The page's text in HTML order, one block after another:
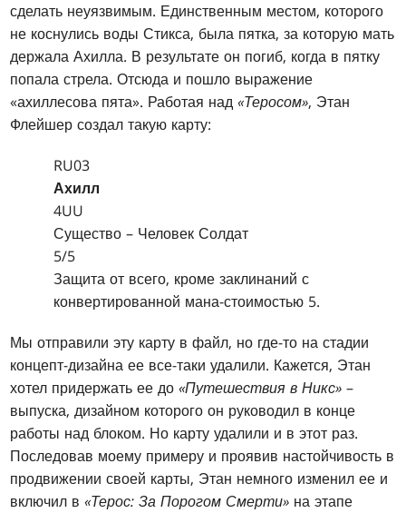
сделать неуязвимым. Единственным местом, которого
не коснулись воды Стикса, была пятка, за которую мать
держала Ахилла. В результате он погиб, когда в пятку
попала стрела. Отсюда и пошло выражение
«ахиллесова пята». Работая над«Теросом», Этан
Флейшер создал такую карту:
RU03
Ахилл
4UU
Существо – Человек Солдат
5/5
Защита от всего, кроме заклинаний с
конвертированной мана-стоимостью 5.
Мы отправили эту карту в файл, но где-то на стадии
концепт-дизайна ее все-таки удалили. Кажется, Этан
хотел придержать ее до«Путешествия в Никс» –
выпуска, дизайном которого он руководил в конце
работы над блоком. Но карту удалили и в этот раз.
Последовав моему примеру и проявив настойчивость в
продвижении своей карты, Этан немного изменил ее и
включил в«Терос: За Порогом Смерти» на этапе